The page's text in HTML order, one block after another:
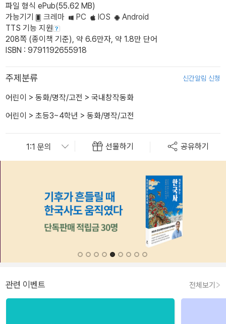
파일 형식 ePub(55.62 MB)
가능기기
크레마 PC IOS
Android
TTS 기능 지원
208쪽 (종이책 기준), 약 6.6만자, 약 1.8만 단어
ISBN : 9791192655918
주제분류 신간알림 신청
어린이 > 동화/명작/고전 > 국내창작동화
어린이 > 초등3~4학년 > 동화/명작/고전
선물하기 공유하기
관련 이벤트 전체보기